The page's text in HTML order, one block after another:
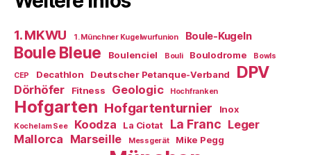
1. MKWU 1. Münchner Kugelwurfunion Boule-Kugeln
Boule Bleue Boulenciel Bouli Boulodrome Bowls
CEP Decathlon Deutscher Petanque-Verband DPV
Dörhöfer Fitness Geologic Hochfranken
Hofgarten Hofgartenturnier Inox
Kochel am See Koodza La Ciotat La Franc Leger
Mallorca Marseille Messgerät Mike Pegg